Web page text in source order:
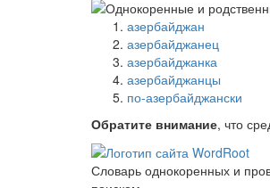
азербайджан
азербайджанец
азербайджанка
азербайджанцы
по-азербайджански
Обратите внимание, что
Словарь однокоренных и